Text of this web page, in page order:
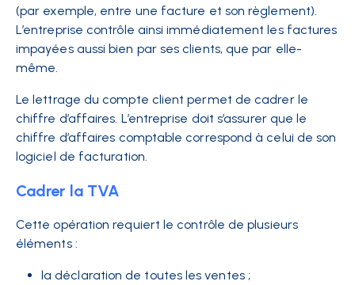
(par exemple, entre une facture et son règlement).
L’entreprise contrôle ainsi immédiatement les factures
impayées aussi bien par ses clients, que par elle-
même.
Le lettrage du compte client permet de cadrer le
chiffre d’affaires. L’entreprise doit s’assurer que le
chiffre d’affaires comptable correspond à celui de son
logiciel de facturation.
Cadrer la TVA
Cette opération requiert le contrôle de plusieurs
éléments :
la déclaration de toutes les ventes ;